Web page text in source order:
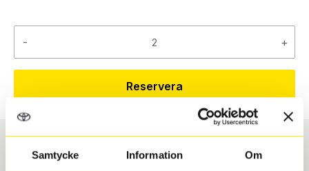
Samtycke Information Om
- +
Reservera
Däcktyp Däckstorlek